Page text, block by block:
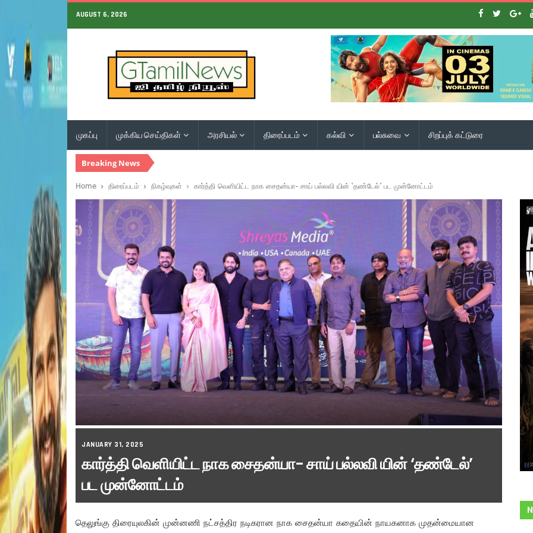
AUGUST 6, 2026
முகப்பு முக்கிய செய்திகள் அரசியல் திரைப்படம் கல்வி பல்சுவை சிறப்புக் கட்டுரை
Breaking News
Home திரைப்படம் நிகழ்வுகள் கார்த்தி வெளியிட்ட நாக சைதன்யா- சாய் பல்லவி யின் ‘தண்டேல்’ பட முன்னோட்டம்
JANUARY 31, 2025
கார்த்தி வெளியிட்ட நாக சைதன்யா- சாய் பல்லவி யின் ‘தண்டேல்’
பட முன்னோட்டம்
தெலுங்கு திரையுலகின் முன்னணி நட்சத்திர நடிகரான நாக சைதன்யா கதையின் நாயகனாக முதன்மையான